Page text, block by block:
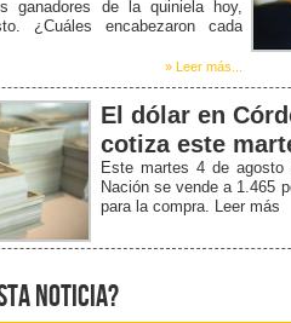
ganadores de la quiniela hoy,
¿Cuáles encabezaron cada
» Leer más...
El dólar en
cotiza este
Este martes 4 de
Nación se vende a 1.465
para la compra. Leer más
noticia?